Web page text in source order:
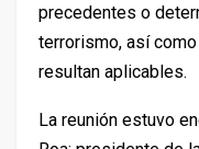
precedentes o
terrorismo, así
resultan aplicables.
La reunión estuvo